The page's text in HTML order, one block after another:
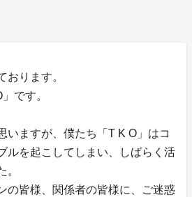
おります。
です。
いますが、僕たち「T K O」はコ
ルを起こしてしまい、しばらく活
。
の皆様、関係者の皆様に、ご迷惑